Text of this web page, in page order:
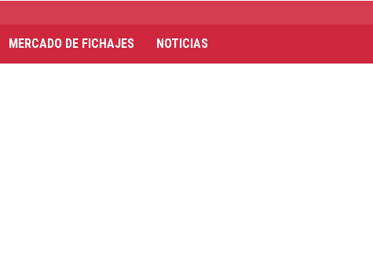
MERCADO DE FICHAJES NOTICIAS